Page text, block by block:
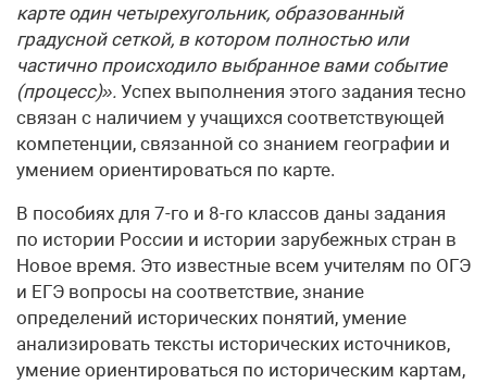
карте один четырехугольник, образованный
градусной сеткой, в котором полностью или
частично происходило выбранное вами событие
(процесс)». Успех выполнения этого задания тесно
связан с наличием у учащихся соответствующей
компетенции, связанной со знанием географии и
умением ориентироваться по карте.
В пособиях для 7-го и 8-го классов даны задания
по истории России и истории зарубежных стран в
Новое время. Это известные всем учителям по ОГЭ
и ЕГЭ вопросы на соответствие, знание
определений исторических понятий, умение
анализировать тексты исторических источников,
умение ориентироваться по историческим картам,